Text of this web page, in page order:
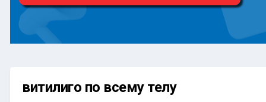
витилиго по всему телу